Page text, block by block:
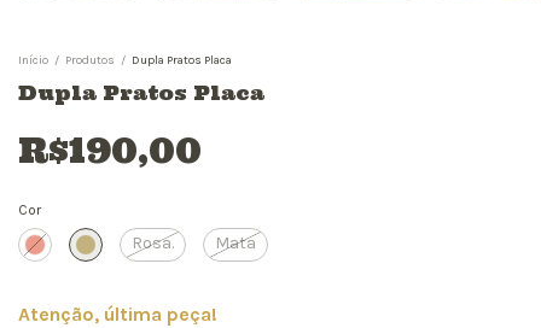
Início / Produtos / Dupla Pratos Placa
Dupla Pratos Placa
R$190,00
Cor
Rosa. Mata
Atenção, última peça!